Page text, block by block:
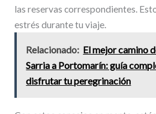
las reservas correspondientes.
estrés durante tu viaje.
Relacionado: El mejor camino
Sarria a Portomarín: guía
disfrutar tu peregrinación